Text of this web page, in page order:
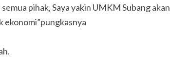
pihak, Saya yakin UMKM Subang akan
ekonomi”pungkasnya